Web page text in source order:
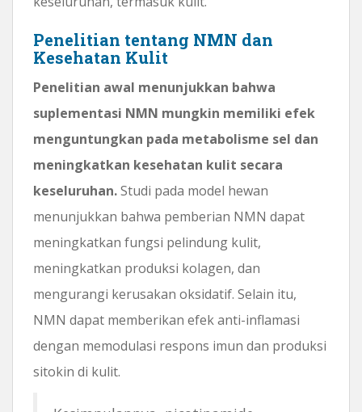
Penelitian tentang NMN dan
Kesehatan Kulit
Penelitian awal menunjukkan bahwa
suplementasi NMN mungkin memiliki efek
menguntungkan pada metabolisme sel dan
meningkatkan kesehatan kulit secara
keseluruhan.Studi pada model hewan
menunjukkan bahwa pemberian NMN dapat
meningkatkan fungsi pelindung kulit,
meningkatkan produksi kolagen, dan
mengurangi kerusakan oksidatif. Selain itu,
NMN dapat memberikan efek anti-inflamasi
dengan memodulasi respons imun dan produksi
sitokin di kulit.